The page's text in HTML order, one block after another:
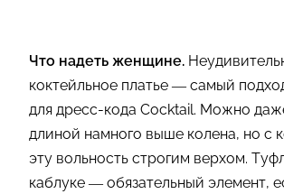
Что надеть женщине.
коктейльное платье — самый
для дресс-кода Cocktail. Можно
длиной намного выше колена, но с
эту вольность строгим верхом.
каблуке — обязательный элемент,